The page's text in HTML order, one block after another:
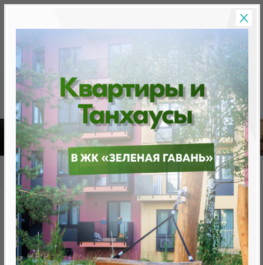
Скидки на новостройки, бонусы Готовые
Главная База новостроек Минска «Минск Мир»
12.14 "Женева", квартал "Западная Европа"
12.14 "Женева", квартал
"Западная Европа"
нет в продаже